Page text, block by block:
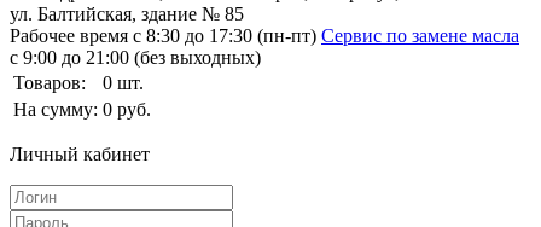
ул. Балтийская, здание № 85
Рабочее время с 8:30 до 17:30 (пн-пт) Сервис по замене масла
с 9:00 до 21:00 (без выходных)
Товаров:
0 шт.
На сумму: 0 руб.
Личный кабинет